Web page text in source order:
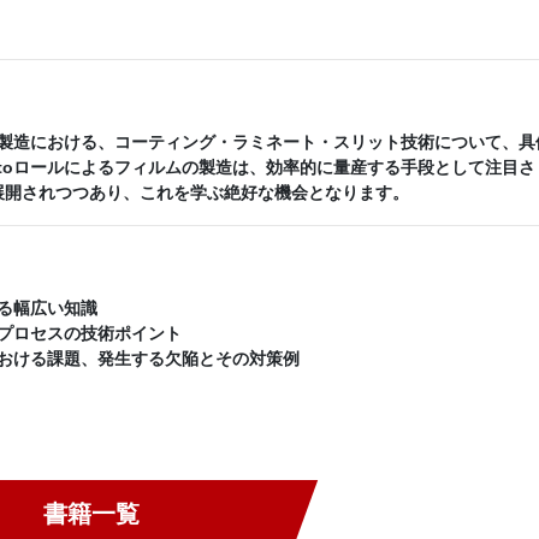
造における、コーティング・ラミネート・スリット技術について、具
ールによるフィルムの製造は、効率的に量産する手段として注目さ
されつつあり、これを学ぶ絶好な機会となります。
幅広い知識
ロセスの技術ポイント
ける課題、発生する欠陥とその対策例
書籍一覧